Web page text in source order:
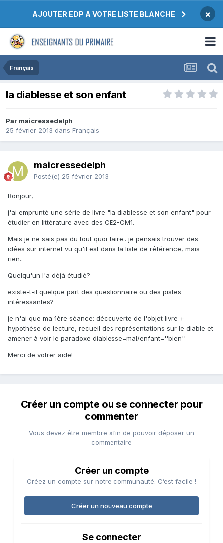
AJOUTER EDP A VOTRE LISTE BLANCHE ×
Français
la diablesse et son enfant
Par maicressedelph
25 février 2013 dans Français
maicressedelph
Posté(e) 25 février 2013
Bonjour,
j'ai emprunté une série de livre "la diablesse et son enfant" pour
étudier en littérature avec des CE2-CM1.
Mais je ne sais pas du tout quoi faire.. je pensais trouver des
idées sur internet vu qu'il est dans la liste de référence, mais
rien..
Quelqu'un l'a déjà étudié?
existe-t-il quelque part des questionnaire ou des pistes
intéressantes?
je n'ai que ma 1ère séance: découverte de l'objet livre +
hypothèse de lecture, recueil des représentations sur le diable et
amener à voir le paradoxe diablesse=mal/enfant=''bien''
Merci de votrer aide!
Créer un compte ou se connecter pour
commenter
Vous devez être membre afin de pouvoir déposer un
commentaire
Créer un compte
Créez un compte sur notre communauté. C’est facile !
Créer un nouveau compte
Se connecter